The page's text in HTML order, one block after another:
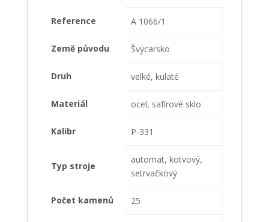
Reference A 1066/1
Země původu Švýcarsko
Druh velké, kulaté
Materiál ocel, safírové sklo
Kalibr P-331
Typ stroje
automat, kotvový,
setrvačkový
Počet kamenů 25